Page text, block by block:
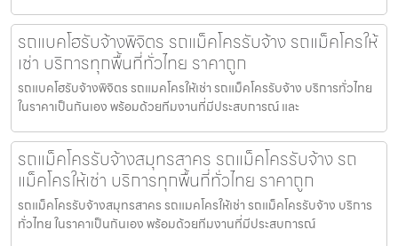
รถแบคโฮรับจ้างพิจิตร รถแม็คโครรับจ้าง รถแม็คโครให้
เช่า บริการทุกพื้นที่ทั่วไทย ราคาถูก
รถแบคโฮรับจ้างพิจิตร รถแมคโครให้เช่า รถแม็คโครรับจ้าง บริการทั่วไทย
ในราคาเป็นกันเอง พร้อมด้วยทีมงานที่มีประสบการณ์ และ
รถแม็คโครรับจ้างสมุทรสาคร รถแม็คโครรับจ้าง รถ
แม็คโครให้เช่า บริการทุกพื้นที่ทั่วไทย ราคาถูก
รถแม็คโครรับจ้างสมุทรสาคร รถแมคโครให้เช่า รถแม็คโครรับจ้าง บริการ
ทั่วไทย ในราคาเป็นกันเอง พร้อมด้วยทีมงานที่มีประสบการณ์